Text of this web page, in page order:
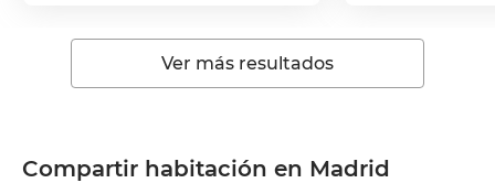
Ver más resultados
Compartir habitación en Madrid